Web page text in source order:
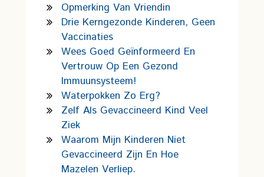
Opmerking Van Vriendin
Drie Kerngezonde Kinderen, Geen
Vaccinaties
Wees Goed Geïnformeerd En
Vertrouw Op Een Gezond
Immuunsysteem!
Waterpokken Zo Erg?
Zelf Als Gevaccineerd Kind Veel
Ziek
Waarom Mijn Kinderen Niet
Gevaccineerd Zijn En Hoe
Mazelen Verliep.